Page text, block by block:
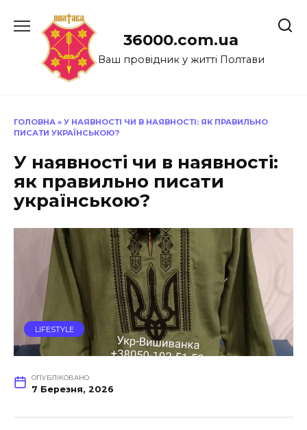
до
36000.com.ua
Ваш провідник у житті Полтави
ГОЛОВНА » У НАЯВНОСТІ ЧИ В НАЯВНОСТІ: ЯК ПРАВИЛЬНО
ПИСАТИ УКРАЇНСЬКОЮ?
У наявності чи в наявності:
як правильно писати
українською?
LIFESTYLE
ОПУБЛІКОВАНО
7 Березня, 2026